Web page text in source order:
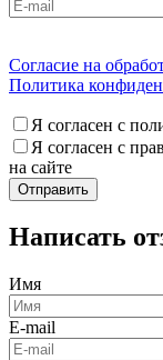
Согласие на
Политика
Я согласен с
Я согласен с
на сайте
Написать
Имя
E-mail